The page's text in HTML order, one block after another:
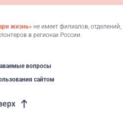
жизнь»не имеет филиалов, отделений,
в регионах России.
вопросы
сайтом